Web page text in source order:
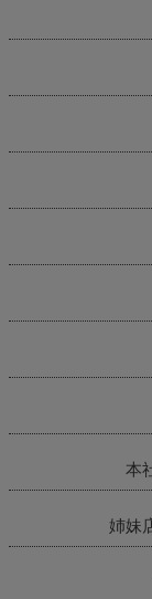
本
姉妹